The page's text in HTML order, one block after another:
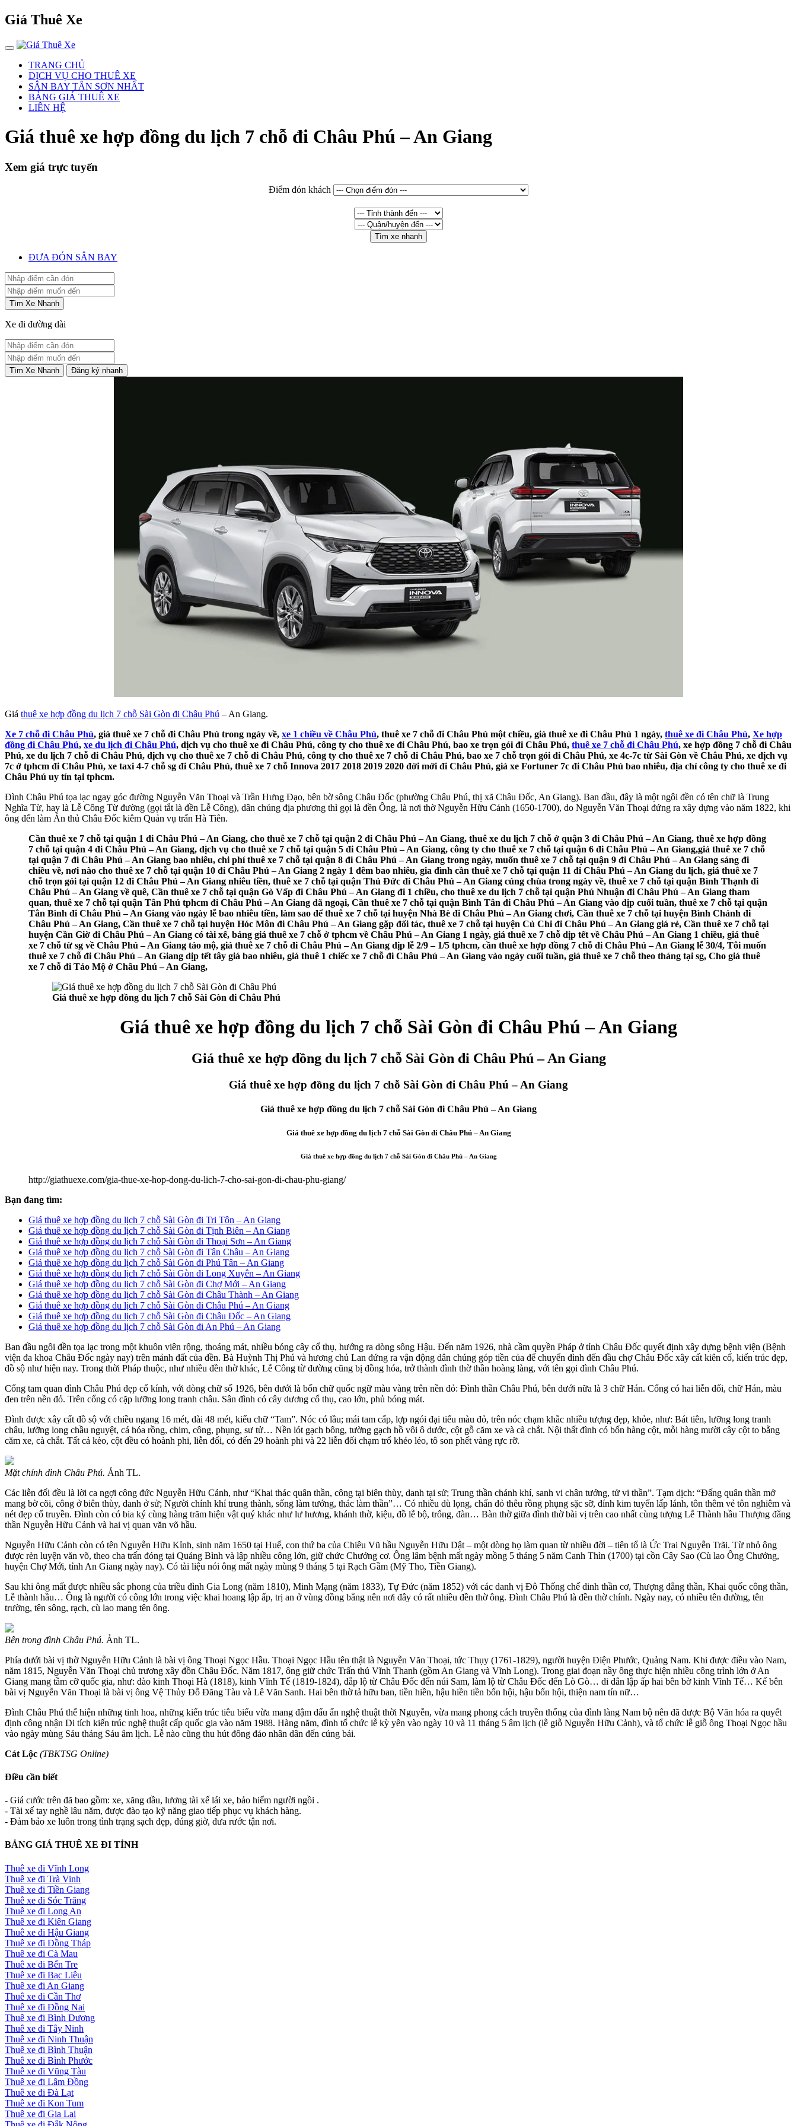
Giá Thuê Xe
TRANG CHỦ
DỊCH VỤ CHO THUÊ XE
SÂN BAY TÂN SƠN NHẤT
BẢNG GIÁ THUÊ XE
LIÊN HỆ
Giá thuê xe hợp đồng du lịch 7 chỗ đi Châu Phú – An Giang
Xem giá trực tuyến
Điểm đón khách
Tìm xe nhanh
ĐƯA ĐÓN SÂN BAY
Tìm Xe Nhanh
Xe đi đường dài
Tìm Xe Nhanh Đăng ký nhanh
Giá thuê xe hợp đồng du lịch 7 chỗ Sài Gòn đi Châu Phú – An Giang.
Xe 7 chỗ đi Châu Phú, giá thuê xe 7 chỗ đi Châu Phú trong ngày về, xe 1 chiều về Châu Phú, thuê xe 7 chỗ đi Châu Phú một chiều, giá thuê xe đi Châu Phú 1 ngày, thuê xe đi Châu Phú, Xe hợp
đồng đi Châu Phú, xe du lịch đi Châu Phú, dịch vụ cho thuê xe đi Châu Phú, công ty cho thuê xe đi Châu Phú, bao xe trọn gói đi Châu Phú, thuê xe 7 chỗ đi Châu Phú, xe hợp đồng 7 chỗ đi Châu
Phú, xe du lịch 7 chỗ đi Châu Phú, dịch vụ cho thuê xe 7 chỗ đi Châu Phú, công ty cho thuê xe 7 chỗ đi Châu Phú, bao xe 7 chỗ trọn gói đi Châu Phú, xe 4c-7c từ Sài Gòn về Châu Phú, xe dịch vụ
7c ở tphcm đi Châu Phú, xe taxi 4-7 chỗ sg đi Châu Phú, thuê xe 7 chỗ Innova 2017 2018 2019 2020 đời mới đi Châu Phú, giá xe Fortuner 7c đi Châu Phú bao nhiêu, địa chỉ công ty cho thuê xe đi
Châu Phú uy tín tại tphcm.
Đình Châu Phú tọa lạc ngay góc đường Nguyễn Văn Thoại và Trần Hưng Đạo, bên bờ sông Châu Đốc (phường Châu Phú, thị xã Châu Đốc, An Giang). Ban đầu, đây là một ngôi đền có tên chữ là Trung
Nghĩa Từ, hay là Lễ Công Từ đường (gọi tắt là đền Lễ Công), dân chúng địa phương thì gọi là đền Ông, là nơi thờ Nguyễn Hữu Cảnh (1650-1700), do Nguyễn Văn Thoại đứng ra xây dựng vào năm 1822, khi
ông đến làm Án thủ Châu Đốc kiêm Quản vụ trấn Hà Tiên.
Cần thuê xe 7 chỗ tại quận 1 đi Châu Phú – An Giang, cho thuê xe 7 chỗ tại quận 2 đi Châu Phú – An Giang, thuê xe du lịch 7 chỗ ở quận 3 đi Châu Phú – An Giang, thuê xe hợp đồng
7 chỗ tại quận 4 đi Châu Phú – An Giang, dịch vụ cho thuê xe 7 chỗ tại quận 5 đi Châu Phú – An Giang, công ty cho thuê xe 7 chỗ tại quận 6 đi Châu Phú – An Giang,giá thuê xe 7 chỗ
tại quận 7 đi Châu Phú – An Giang bao nhiêu, chi phí thuê xe 7 chỗ tại quận 8 đi Châu Phú – An Giang trong ngày, muốn thuê xe 7 chỗ tại quận 9 đi Châu Phú – An Giang sáng đi
chiều về, nơi nào cho thuê xe 7 chỗ tại quận 10 đi Châu Phú – An Giang 2 ngày 1 đêm bao nhiêu, gia đình cần thuê xe 7 chỗ tại quận 11 đi Châu Phú – An Giang du lịch, giá thuê xe 7
chỗ trọn gói tại quận 12 đi Châu Phú – An Giang nhiêu tiền, thuê xe 7 chỗ tại quận Thủ Đức đi Châu Phú – An Giang cúng chùa trong ngày về, thuê xe 7 chỗ tại quận Bình Thạnh đi
Châu Phú – An Giang về quê, Cần thuê xe 7 chỗ tại quận Gò Vấp đi Châu Phú – An Giang đi 1 chiều, cho thuê xe du lịch 7 chỗ tại quận Phú Nhuận đi Châu Phú – An Giang tham
quan, thuê xe 7 chỗ tại quận Tân Phú tphcm đi Châu Phú – An Giang dã ngoại, Cần thuê xe 7 chỗ tại quận Bình Tân đi Châu Phú – An Giang vào dịp cuối tuần, thuê xe 7 chỗ tại quận
Tân Bình đi Châu Phú – An Giang vào ngày lễ bao nhiêu tiền, làm sao để thuê xe 7 chỗ tại huyện Nhà Bè đi Châu Phú – An Giang chơi, Cần thuê xe 7 chỗ tại huyện Bình Chánh đi
Châu Phú – An Giang, Cần thuê xe 7 chỗ tại huyện Hóc Môn đi Châu Phú – An Giang gặp đối tác, thuê xe 7 chỗ tại huyện Củ Chi đi Châu Phú – An Giang giá rẻ, Cần thuê xe 7 chỗ tại
huyện Cần Giờ đi Châu Phú – An Giang có tài xế, bảng giá thuê xe 7 chỗ ở tphcm về Châu Phú – An Giang 1 ngày, giá thuê xe 7 chỗ dịp tết về Châu Phú – An Giang 1 chiều, giá thuê
xe 7 chỗ từ sg về Châu Phú – An Giang tảo mộ, giá thuê xe 7 chỗ đi Châu Phú – An Giang dịp lễ 2/9 – 1/5 tphcm, cần thuê xe hợp đồng 7 chỗ đi Châu Phú – An Giang lễ 30/4, Tôi muốn
thuê xe 7 chỗ đi Châu Phú – An Giang dịp tết tây giá bao nhiêu, giá thuê 1 chiếc xe 7 chỗ đi Châu Phú – An Giang vào ngày cuối tuần, giá thuê xe 7 chỗ theo tháng tại sg, Cho giá thuê
xe 7 chỗ đi Tảo Mộ ở Châu Phú – An Giang,
Giá thuê xe hợp đồng du lịch 7 chỗ Sài Gòn đi Châu Phú
Giá thuê xe hợp đồng du lịch 7 chỗ Sài Gòn đi Châu Phú – An Giang
Giá thuê xe hợp đồng du lịch 7 chỗ Sài Gòn đi Châu Phú – An Giang
Giá thuê xe hợp đồng du lịch 7 chỗ Sài Gòn đi Châu Phú – An Giang
Giá thuê xe hợp đồng du lịch 7 chỗ Sài Gòn đi Châu Phú – An Giang
Giá thuê xe hợp đồng du lịch 7 chỗ Sài Gòn đi Châu Phú – An Giang
Giá thuê xe hợp đồng du lịch 7 chỗ Sài Gòn đi Châu Phú – An Giang
http://giathuexe.com/gia-thue-xe-hop-dong-du-lich-7-cho-sai-gon-di-chau-phu-giang/
Bạn đang tìm:
Giá thuê xe hợp đồng du lịch 7 chỗ Sài Gòn đi Tri Tôn – An Giang
Giá thuê xe hợp đồng du lịch 7 chỗ Sài Gòn đi Tịnh Biên – An Giang
Giá thuê xe hợp đồng du lịch 7 chỗ Sài Gòn đi Thoại Sơn – An Giang
Giá thuê xe hợp đồng du lịch 7 chỗ Sài Gòn đi Tân Châu – An Giang
Giá thuê xe hợp đồng du lịch 7 chỗ Sài Gòn đi Phú Tân – An Giang
Giá thuê xe hợp đồng du lịch 7 chỗ Sài Gòn đi Long Xuyên – An Giang
Giá thuê xe hợp đồng du lịch 7 chỗ Sài Gòn đi Chợ Mới – An Giang
Giá thuê xe hợp đồng du lịch 7 chỗ Sài Gòn đi Châu Thành – An Giang
Giá thuê xe hợp đồng du lịch 7 chỗ Sài Gòn đi Châu Phú – An Giang
Giá thuê xe hợp đồng du lịch 7 chỗ Sài Gòn đi Châu Đốc – An Giang
Giá thuê xe hợp đồng du lịch 7 chỗ Sài Gòn đi An Phú – An Giang
Ban đầu ngôi đền tọa lạc trong một khuôn viên rộng, thoáng mát, nhiều bóng cây cổ thụ, hướng ra dòng sông Hậu. Đến năm 1926, nhà cầm quyền Pháp ở tỉnh Châu Đốc quyết định xây dựng bệnh viện (Bệnh
viện đa khoa Châu Đốc ngày nay) trên mảnh đất của đền. Bà Huỳnh Thị Phú và hương chủ Lan đứng ra vận động dân chúng góp tiền của để chuyển đình đến đầu chợ Châu Đốc xây cất kiên cố, kiến trúc đẹp,
đồ sộ như hiện nay. Trong thời Pháp thuộc, như nhiều đền thờ khác, Lễ Công từ đường cũng bị đồng hóa, trở thành đình thờ thần hoàng làng, với tên gọi đình Châu Phú.
Cổng tam quan đình Châu Phú đẹp cổ kính, với dòng chữ số 1926, bên dưới là bốn chữ quốc ngữ màu vàng trên nền đỏ: Đình thần Châu Phú, bên dưới nữa là 3 chữ Hán. Cổng có hai liễn đối, chữ Hán, màu
đen trên nền đỏ. Trên cổng có cặp lưỡng long tranh châu. Sân đình có cây dương cổ thụ, cao lớn, phủ bóng mát.
Đình được xây cất đồ sộ với chiều ngang 16 mét, dài 48 mét, kiểu chữ “Tam”. Nóc có lầu; mái tam cấp, lợp ngói đại tiểu màu đỏ, trên nóc chạm khắc nhiều tượng đẹp, khỏe, như: Bát tiên, lưỡng long tranh
châu, lưỡng long chầu nguyệt, cá hóa rồng, chim, công, phụng, sư tử… Nền lót gạch bông, tường gạch hồ vôi ô dước, cột gỗ căm xe và cà chắt. Nội thất đình có bốn hàng cột, mỗi hàng mười cây cột to bằng
căm xe, cà chắt. Tất cả kèo, cột đều có hoành phi, liễn đối, có đến 29 hoành phi và 22 liễn đối chạm trổ khéo léo, tô son phết vàng rực rỡ.
Mặt chính dình Châu Phú. Ảnh TL.
Các liễn đối đều là lời ca ngợi công đức Nguyễn Hữu Cảnh, như “Khai thác quân thần, công tại biên thùy, danh tại sử; Trung thần chánh khí, sanh vi chân tướng, tử vi thần”. Tạm dịch: “Đấng quân thần mở
mang bờ cõi, công ở biên thùy, danh ở sử; Người chính khí trung thành, sống làm tướng, thác làm thần”… Có nhiều dù lọng, chấn đỏ thêu rồng phụng sặc sỡ, đính kim tuyến lấp lánh, tôn thêm vẻ tôn nghiêm và
nét đẹp cổ truyền. Đình còn có bia ký cùng hàng trăm hiện vật quý khác như lư hương, khánh thờ, kiệu, đồ lễ bộ, trống, đàn… Bàn thờ giữa đình thờ bài vị trên cao nhất cùng tượng Lễ Thành hầu Thượng đẳng
thần Nguyễn Hữu Cảnh và hai vị quan văn võ hầu.
Nguyễn Hữu Cảnh còn có tên Nguyễn Hữu Kỉnh, sinh năm 1650 tại Huế, con thứ ba của Chiêu Vũ hầu Nguyễn Hữu Dật – một dòng họ làm quan từ nhiều đời – tiên tổ là Ức Trai Nguyễn Trãi. Từ nhỏ ông
được rèn luyện văn võ, theo cha trấn đóng tại Quảng Bình và lập nhiều công lớn, giữ chức Chưởng cơ. Ông lâm bệnh mất ngày mồng 5 tháng 5 năm Canh Thìn (1700) tại cồn Cây Sao (Cù lao Ông Chưởng,
huyện Chợ Mới, tỉnh An Giang ngày nay). Có tài liệu nói ông mất ngày mùng 9 tháng 5 tại Rạch Gầm (Mỹ Tho, Tiền Giang).
Sau khi ông mất được nhiều sắc phong của triều đình Gia Long (năm 1810), Minh Mạng (năm 1833), Tự Đức (năm 1852) với các danh vị Đô Thống chế dinh thần cơ, Thượng đẳng thần, Khai quốc công thần,
Lễ thành hầu… Ông là người có công lớn trong việc khai hoang lập ấp, trị an ở vùng đồng bằng nên nơi đây có rất nhiều đền thờ ông. Đình Châu Phú là đền thờ chính. Ngày nay, có nhiều tên đường, tên
trường, tên sông, rạch, cù lao mang tên ông.
Bên trong đình Châu Phú. Ảnh TL.
Phía dưới bài vị thờ Nguyễn Hữu Cảnh là bài vị ông Thoại Ngọc Hầu. Thoại Ngọc Hầu tên thật là Nguyễn Văn Thoại, tức Thụy (1761-1829), người huyện Điện Phước, Quảng Nam. Khi được điều vào Nam,
năm 1815, Nguyễn Văn Thoại chủ trương xây đồn Châu Đốc. Năm 1817, ông giữ chức Trấn thủ Vĩnh Thanh (gồm An Giang và Vĩnh Long). Trong giai đoạn nầy ông thực hiện nhiều công trình lớn ở An
Giang mang tầm cỡ quốc gia, như: đào kinh Thoại Hà (1818), kinh Vĩnh Tế (1819-1824), đắp lộ từ Châu Đốc đến núi Sam, làm lộ từ Châu Đốc đến Lò Gò… di dân lập ấp hai bên bờ kinh Vĩnh Tế… Kế bên
bài vị Nguyễn Văn Thoại là bài vị ông Vệ Thủy Đỗ Đăng Tàu và Lê Văn Sanh. Hai bên thờ tả hữu ban, tiền hiền, hậu hiền tiền bổn hội, hậu bổn hội, thiện nam tín nữ…
Đình Châu Phú thể hiện những tinh hoa, những kiến trúc tiêu biểu vừa mang đậm dấu ấn nghệ thuật thời Nguyễn, vừa mang phong cách truyền thống của đình làng Nam bộ nên đã được Bộ Văn hóa ra quyết
định công nhận Di tích kiến trúc nghệ thuật cấp quốc gia vào năm 1988. Hàng năm, đình tổ chức lễ kỳ yên vào ngày 10 và 11 tháng 5 âm lịch (lễ giỗ Nguyễn Hữu Cảnh), và tổ chức lễ giỗ ông Thoại Ngọc hầu
vào ngày mùng Sáu tháng Sáu âm lịch. Lễ nào cũng thu hút đông đảo nhân dân đến cúng bái.
Cát Lộc (TBKTSG Online)
Điều cần biết
- Giá cước trên đã bao gồm: xe, xăng dầu, lương tài xế lái xe, bảo hiểm người ngồi .
- Tài xế tay nghề lâu năm, được đào tạo kỹ năng giao tiếp phục vụ khách hàng.
- Đảm bảo xe luôn trong tình trạng sạch đẹp, đúng giờ, đưa rước tận nơi.
BẢNG GIÁ THUÊ XE ĐI TỈNH
Thuê xe đi Vĩnh Long
Thuê xe đi Trà Vinh
Thuê xe đi Tiền Giang
Thuê xe đi Sóc Trăng
Thuê xe đi Long An
Thuê xe đi Kiên Giang
Thuê xe đi Hậu Giang
Thuê xe đi Đồng Tháp
Thuê xe đi Cà Mau
Thuê xe đi Bến Tre
Thuê xe đi Bạc Liêu
Thuê xe đi An Giang
Thuê xe đi Cần Thơ
Thuê xe đi Đồng Nai
Thuê xe đi Bình Dương
Thuê xe đi Tây Ninh
Thuê xe đi Ninh Thuận
Thuê xe đi Bình Thuận
Thuê xe đi Bình Phước
Thuê xe đi Vũng Tàu
Thuê xe đi Lâm Đồng
Thuê xe đi Đà Lạt
Thuê xe đi Kon Tum
Thuê xe đi Gia Lai